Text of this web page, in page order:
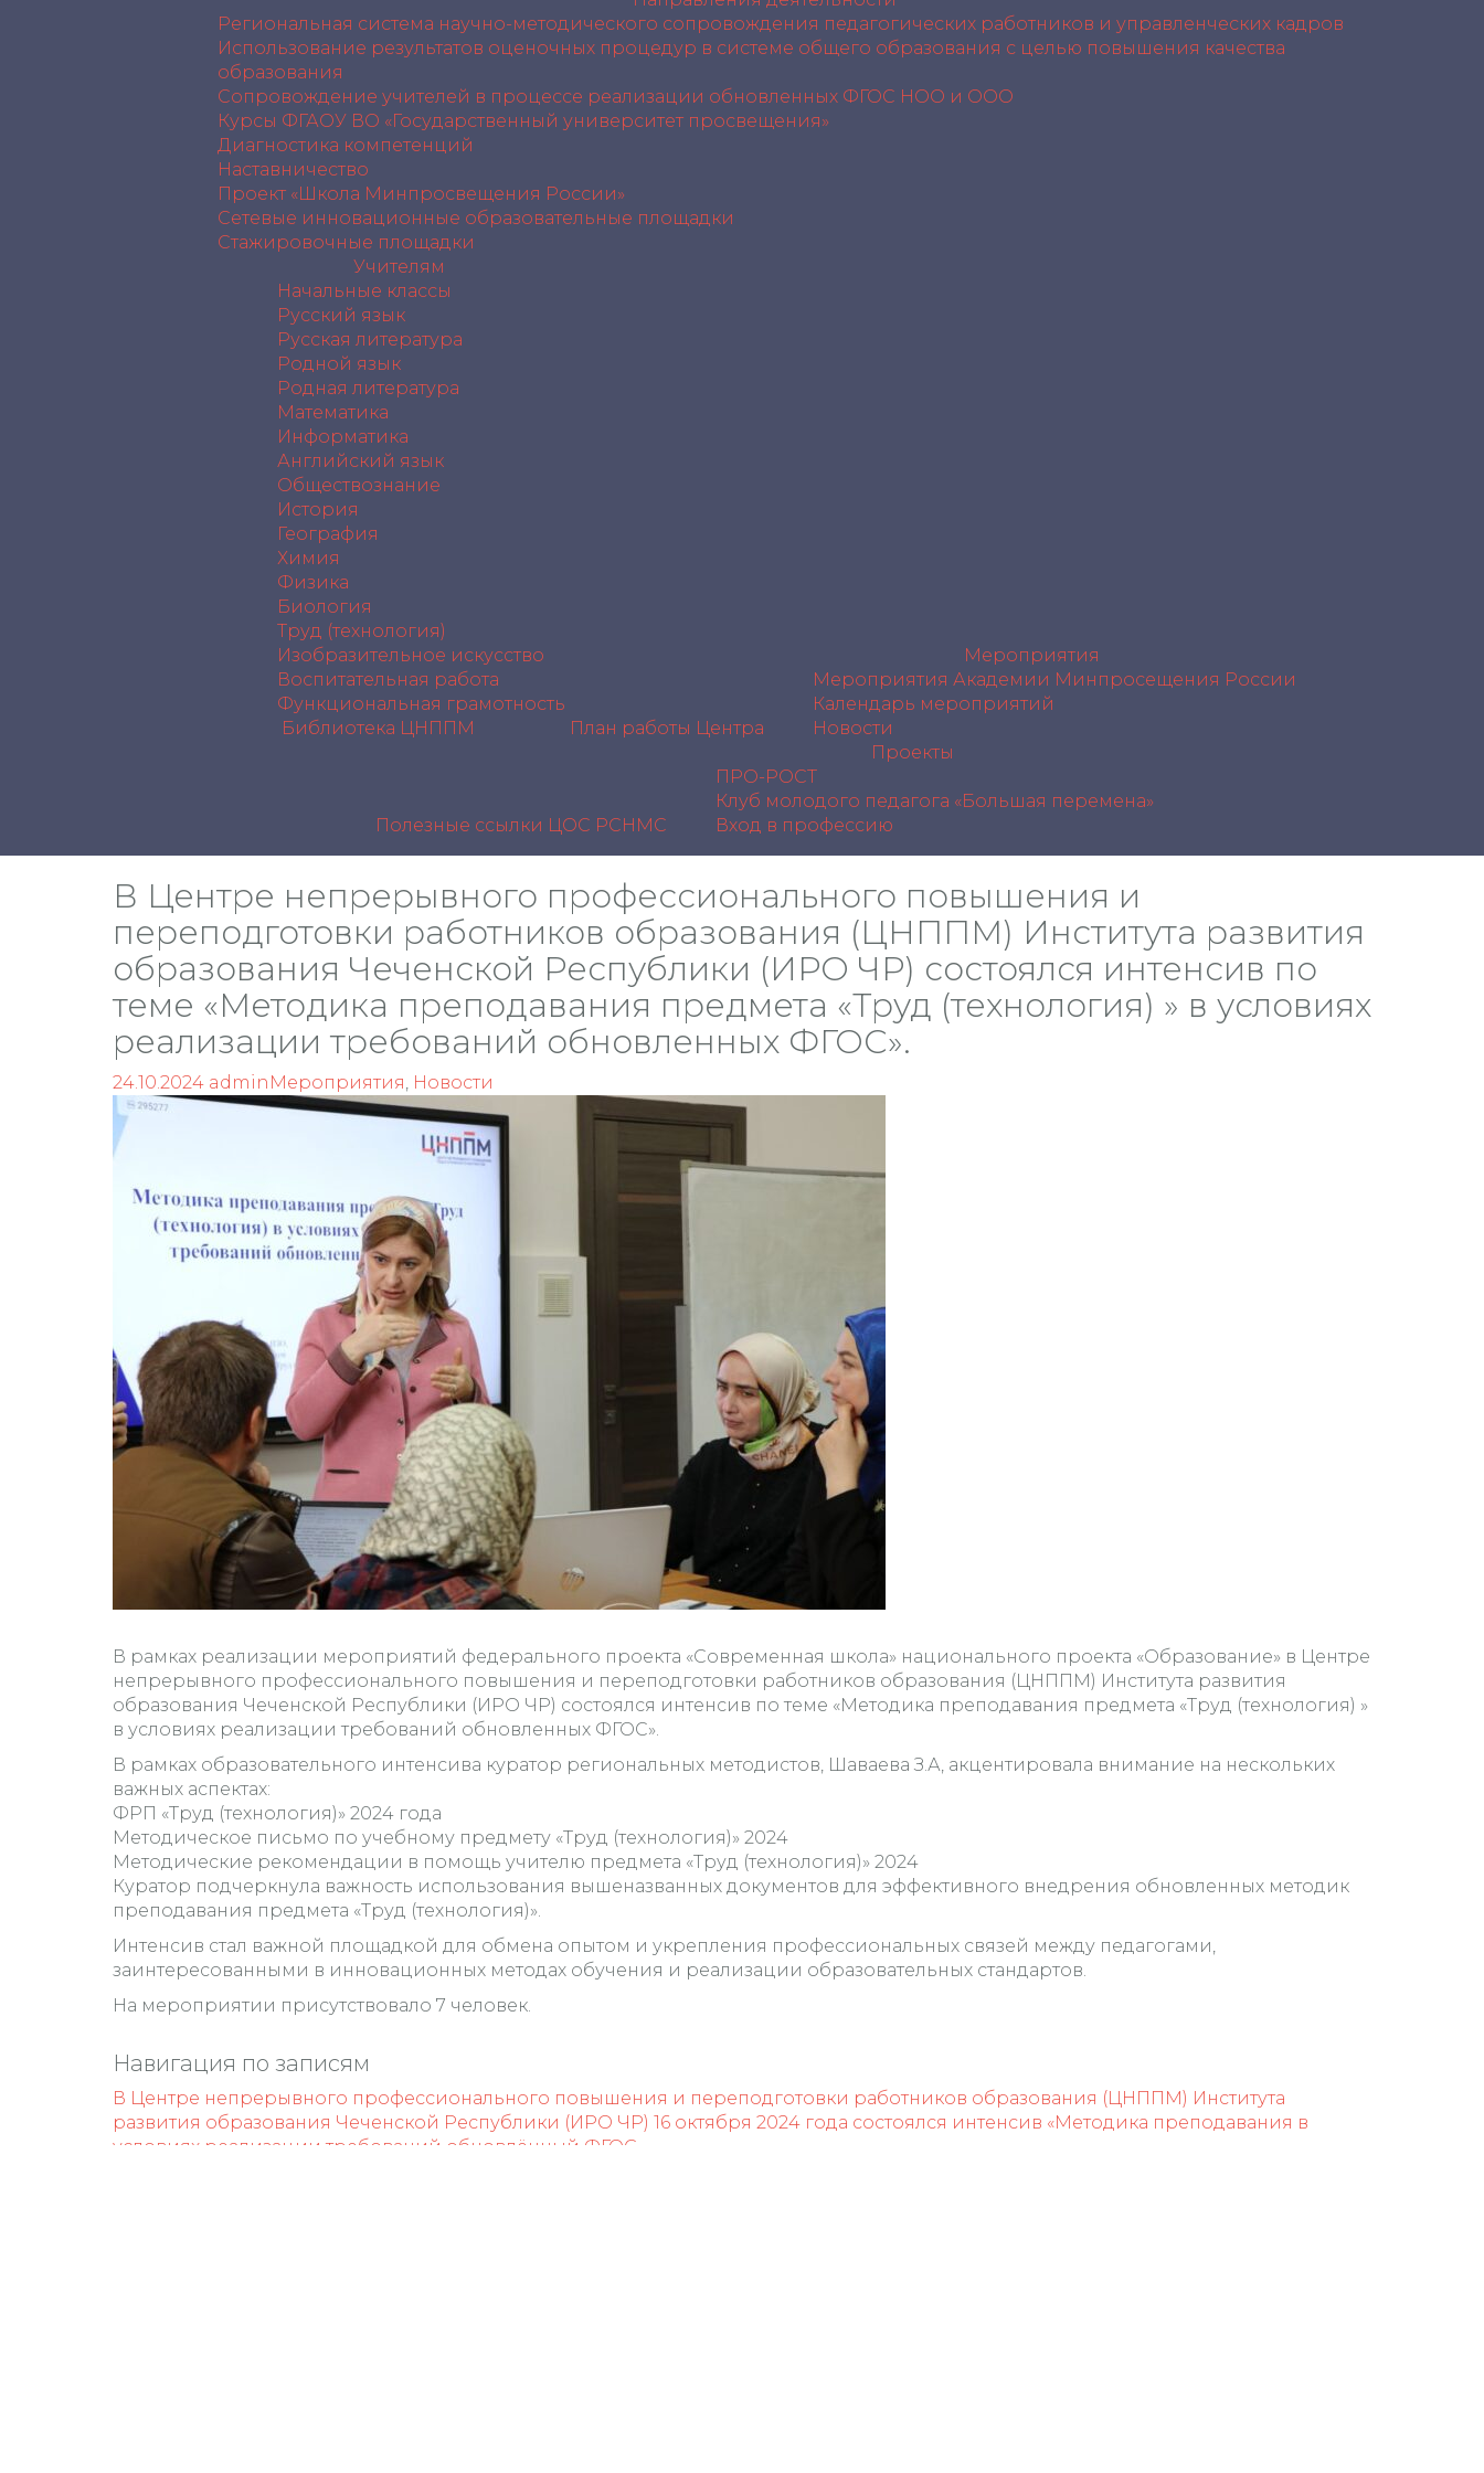
Региональная система научно-методического сопровождения педагогических работников и управленческих кадров
Использование результатов оценочных процедур в системе общего образования с целью повышения качества
образования
Сопровождение учителей в процессе реализации обновленных ФГОС НОО и ООО
Курсы ФГАОУ ВО «Государственный университет просвещения»
Диагностика компетенций
Наставничество
Проект «Школа Минпросвещения России»
Сетевые инновационные образовательные площадки
Стажировочные площадки
Учителям
Начальные классы
Русский язык
Русская литература
Родной язык
Родная литература
Математика
Информатика
Английский язык
Обществознание
История
География
Химия
Физика
Биология
Труд (технология)
Изобразительное искусство
Воспитательная работа
Функциональная грамотность
Библиотека ЦНППМ
План работы Центра
Мероприятия
Мероприятия Академии Минпросещения России
Календарь мероприятий
Новости
Полезные ссылки ЦОС РСНМС
Проекты
ПРО-РОСТ
Клуб молодого педагога «Большая перемена»
Вход в профессию
В Центре непрерывного профессионального повышения и
переподготовки работников образования (ЦНППМ) Института развития
образования Чеченской Республики (ИРО ЧР) состоялся интенсив по
теме «Методика преподавания предмета «Труд (технология) » в условиях
реализации требований обновленных ФГОС».
24.10.2024 admin Мероприятия, Новости
В рамках реализации мероприятий федерального проекта «Современная школа» национального проекта «Образование» в Центре
непрерывного профессионального повышения и переподготовки работников образования (ЦНППМ) Института развития
образования Чеченской Республики (ИРО ЧР) состоялся интенсив по теме «Методика преподавания предмета «Труд (технология) »
в условиях реализации требований обновленных ФГОС».
В рамках образовательного интенсива куратор региональных методистов, Шаваева З.А, акцентировала внимание на нескольких
важных аспектах:
ФРП «Труд (технология)» 2024 года
Методическое письмо по учебному предмету «Труд (технология)» 2024
Методические рекомендации в помощь учителю предмета «Труд (технология)» 2024
Куратор подчеркнула важность использования вышеназванных документов для эффективного внедрения обновленных методик
преподавания предмета «Труд (технология)».
Интенсив стал важной площадкой для обмена опытом и укрепления профессиональных связей между педагогами,
заинтересованными в инновационных методах обучения и реализации образовательных стандартов.
На мероприятии присутствовало 7 человек.
Навигация по записям
В Центре непрерывного профессионального повышения и переподготовки работников образования (ЦНППМ) Института
развития образования Чеченской Республики (ИРО ЧР) 16 октября 2024 года состоялся интенсив «Методика преподавания в
условиях реализации требований обновлённый ФГОС.